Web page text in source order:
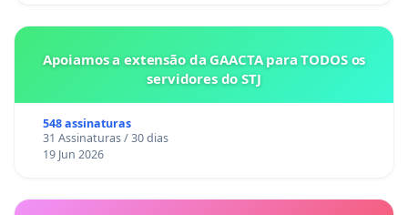
Apoiamos a extensão da GAACTA para TODOS os
servidores do STJ
548 assinaturas
31 Assinaturas / 30 dias
19 Jun 2026